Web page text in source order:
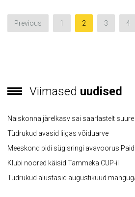
Previous 1 2 3 4
Viimased uudised
Naiskonna järelkasv sai saarlastelt
Tüdrukud avasid liigas võiduarve
Meeskond pidi sügisringi avavoorus
Klubi noored käisid Tammeka CUP-il
Tüdrukud alustasid augustikuud